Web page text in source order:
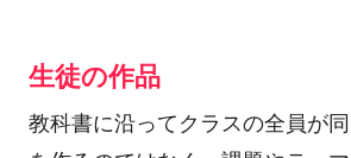
生徒の作品
教科書に沿ってクラスの全員が